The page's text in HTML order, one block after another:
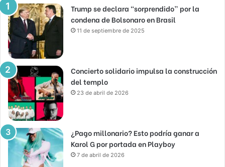
Trump se declara “sorprendido” por la
condena de Bolsonaro en Brasil
11 de septiembre de 2025
Concierto solidario impulsa la construcción
del templo
23 de abril de 2026
¿Pago millonario? Esto podría ganar a
Karol G por portada en Playboy
7 de abril de 2026